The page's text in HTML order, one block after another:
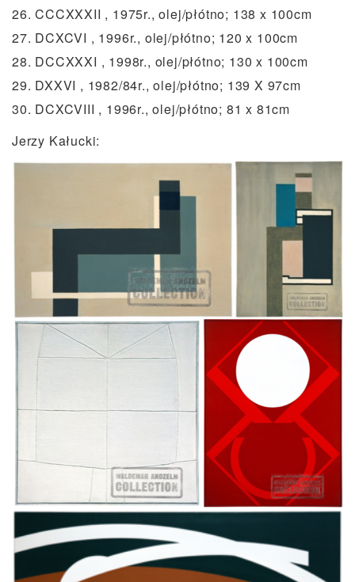
26. CCCXXXII , 1975r., olej/płótno; 138 x 100cm
27. DCXCVI , 1996r., olej/płótno; 120 x 100cm
28. DCCXXXI , 1998r., olej/płótno; 130 x 100cm
29. DXXVI , 1982/84r., olej/płótno; 139 X 97cm
30. DCXCVIII , 1996r., olej/płótno; 81 x 81cm
Jerzy Kałucki: